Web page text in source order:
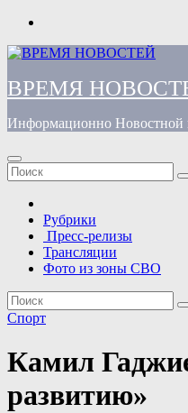
Перейти
содержимому
ВРЕМЯ
Информационно Новостной
Рубрики
Пресс-релизы
Трансляции
Фото из зоны СВО
Спорт
Камил
развитию»